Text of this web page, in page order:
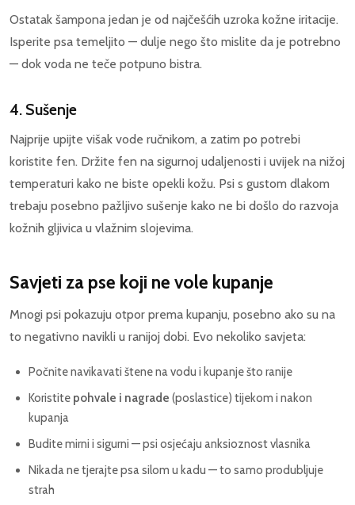
Ostatak šampona jedan je od najčešćih uzroka kožne iritacije.
Isperite psa temeljito — dulje nego što mislite da je potrebno
— dok voda ne teče potpuno bistra.
4. Sušenje
Najprije upijte višak vode ručnikom, a zatim po potrebi
koristite fen. Držite fen na sigurnoj udaljenosti i uvijek na nižoj
temperaturi kako ne biste opekli kožu. Psi s gustom dlakom
trebaju posebno pažljivo sušenje kako ne bi došlo do razvoja
kožnih gljivica u vlažnim slojevima.
Savjeti za pse koji ne vole kupanje
Mnogi psi pokazuju otpor prema kupanju, posebno ako su na
to negativno navikli u ranijoj dobi. Evo nekoliko savjeta:
Počnite navikavati štene na vodu i kupanje što ranije
Koristite pohvale i nagrade (poslastice) tijekom i nakon
kupanja
Budite mirni i sigurni — psi osjećaju anksioznost vlasnika
Nikada ne tjerajte psa silom u kadu — to samo produbljuje
strah